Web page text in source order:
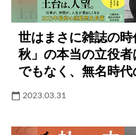
世はまさに雑誌の
秋」の本当の立役
でもなく、無名時
2023.03.31